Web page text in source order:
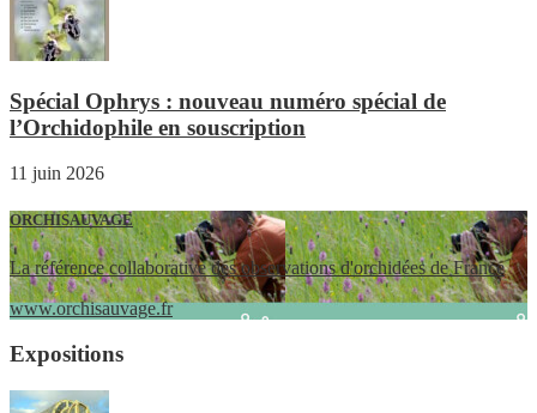
Spécial Ophrys : nouveau numéro spécial de
l’Orchidophile en souscription
11 juin 2026
ORCHISAUVAGE
La référence collaborative des observations d'orchidées de France
www.orchisauvage.fr
Expositions